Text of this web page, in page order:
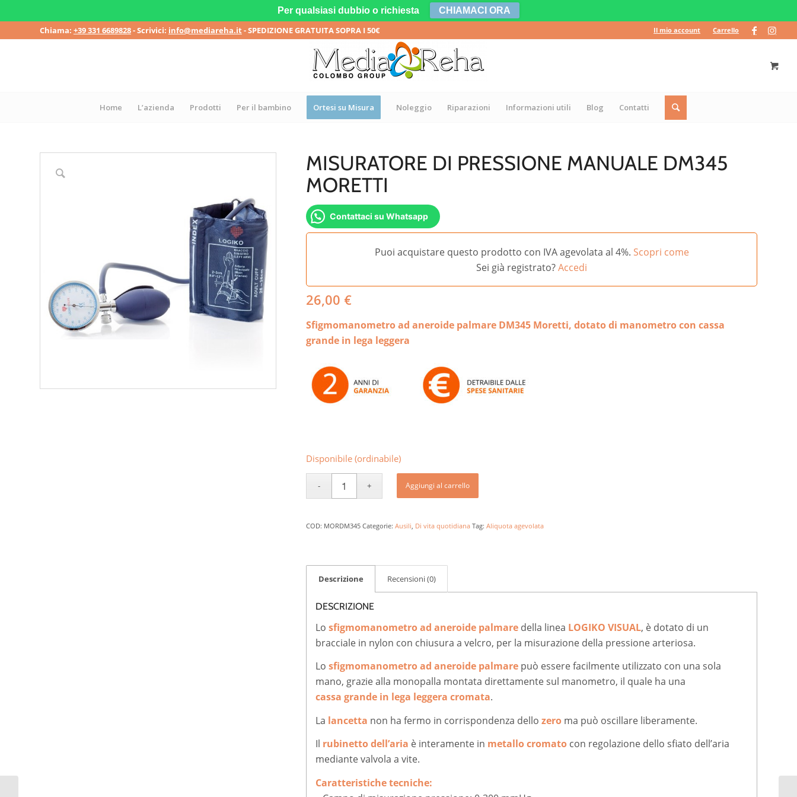
Il mio account Carrello
Chiama: +39 331 6689828- Scrivici: info@mediareha.it- SPEDIZIONE GRATUITA SOPRA I 50€
Home L’azienda Prodotti Per il bambino Ortesi su Misura Noleggio Riparazioni Informazioni utili Blog Contatti
MISURATORE DI PRESSIONE MANUALE DM345
MORETTI
Contattaci su Whatsapp
Puoi acquistare questo prodotto con IVA agevolata al 4%. Scopri come
Sei già registrato?Accedi
26,00 €
Sfigmomanometro ad aneroide palmare DM345 Moretti, dotato di manometro con cassa
grande in lega leggera
Disponibile (ordinabile)
Aggiungi al carrello
COD: MORDM345 Categorie:Ausili, Di vita quotidiana Tag:Aliquota agevolata
Descrizione Recensioni (0)
DESCRIZIONE
Losfigmomanometro ad aneroide palmare della linea LOGIKO VISUAL, è dotato di un
bracciale in nylon con chiusura a velcro, per la misurazione della pressione arteriosa.
Losfigmomanometro ad aneroide palmare può essere facilmente utilizzato con una sola
mano, grazie alla monopalla montata direttamente sul manometro, il quale ha una
cassa grande in lega leggera cromata.
La lancetta non ha fermo in corrispondenza dellozero ma può oscillare liberamente.
Il rubinetto dell’aria è interamente in metallo cromato con regolazione dello sfiato dell’aria
mediante valvola a vite.
Caratteristiche tecniche:
Per qualsiasi dubbio o richiesta CHIAMACI ORA